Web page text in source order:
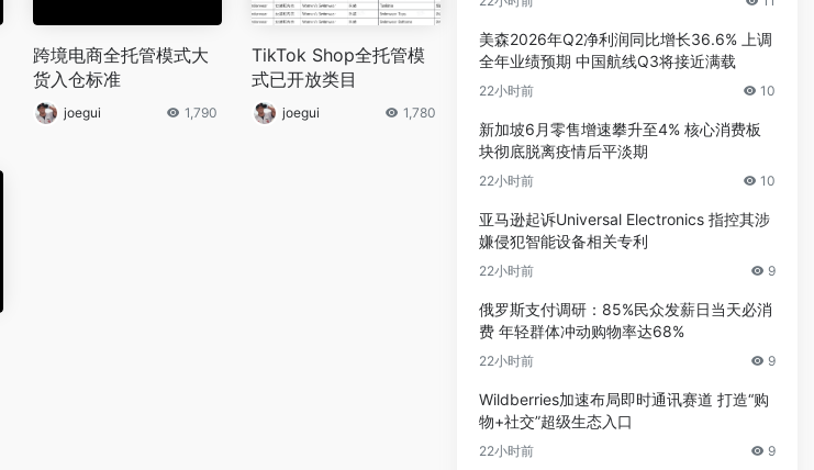
跨境电商全托管模式大
货入仓标准
joegui 1,790
TikTok Shop全托管模
式已开放类目
joegui 1,780
美森2026年Q2净利润同比增长36.6% 上调
全年业绩预期 中国航线Q3将接近满载
22小时前 10
新加坡6月零售增速攀升至4% 核心消费板
块彻底脱离疫情后平淡期
22小时前 10
亚马逊起诉Universal Electronics 指控其涉
嫌侵犯智能设备相关专利
22小时前 9
俄罗斯支付调研：85%民众发薪日当天必消
费 年轻群体冲动购物率达68%
22小时前 9
Wildberries加速布局即时通讯赛道 打造“购
物+社交”超级生态入口
22小时前 9